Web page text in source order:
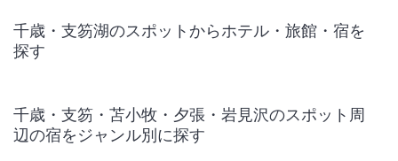
千歳・支笏湖のスポットからホテル・旅館・宿を
探す
千歳・支笏・苫小牧・夕張・岩見沢のスポット周
辺の宿をジャンル別に探す